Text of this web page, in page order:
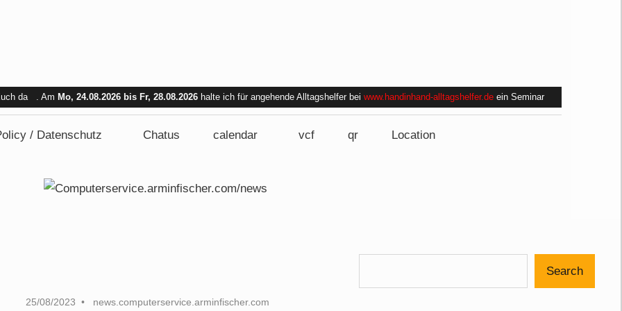
da . Am Mo, 24.08.2026 bis Fr, 28.08.2026 halte ich für angehende Alltagshelfer bei www.handinhand-alltagshelfer.de ein Seminar
Am Mi. 26.08.2026 sind wir nicht verfügbar.
/ Datenschutz Chatus calendar vcf qr Location
25/08/2023 news.computerservice.arminfischer.com
Search